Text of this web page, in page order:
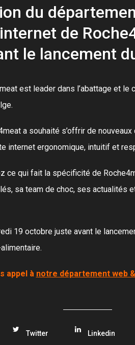
du
de
le lancement
est leader dans l’abattage et
a souhaité s’offrir de
internet ergonomique, intuitif et
ce qui fait la spécificité de
sa team de choc, ses actualités
19 octobre juste avant le
appel à notre département web
Twitter Linkedin